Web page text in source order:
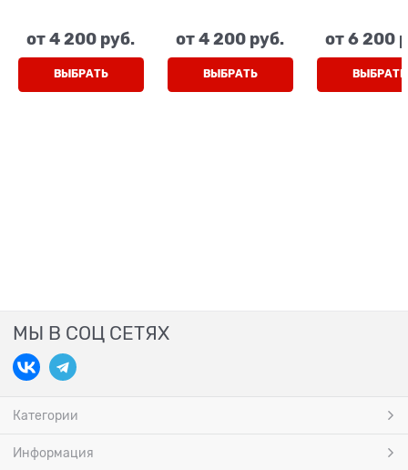
шнурки/липучка
от4 200 руб.
ВЫБРАТЬ
мембрана
от4 200 руб.
ВЫБРАТЬ
подростка,
черный,
молния
от6 200
ВЫБРАТЬ
МЫ В СОЦ СЕТЯХ
Категории
Информация